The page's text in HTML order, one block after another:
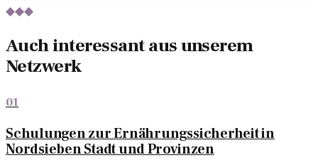
◆◆◆
Auch interessant aus unserem
Netzwerk
01
Schulungen zur Ernährungssicherheit in
Nordsieben Stadt und Provinzen